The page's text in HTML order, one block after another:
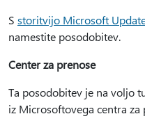
S storitvijo Microsoft
namestite posodobitev.
Center za prenose
Ta posodobitev je na voljo
iz Microsoftovega centra za